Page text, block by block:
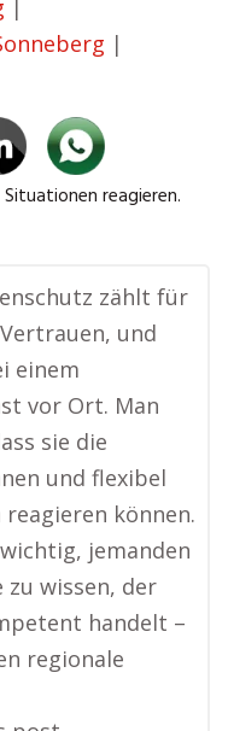
|
|
reagieren.
zählt für
und
einem
vor Ort. Man
sie die
und flexibel
können.
jemanden
zu wissen, der
handelt –
regionale